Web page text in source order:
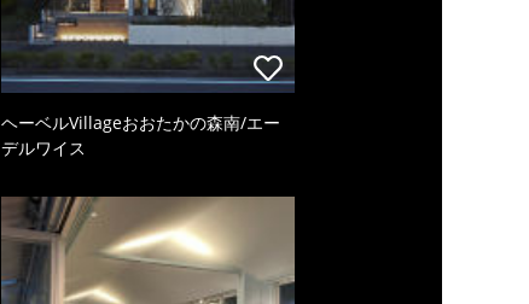
ヘーベルVillageおおたかの森南/エー
デルワイス